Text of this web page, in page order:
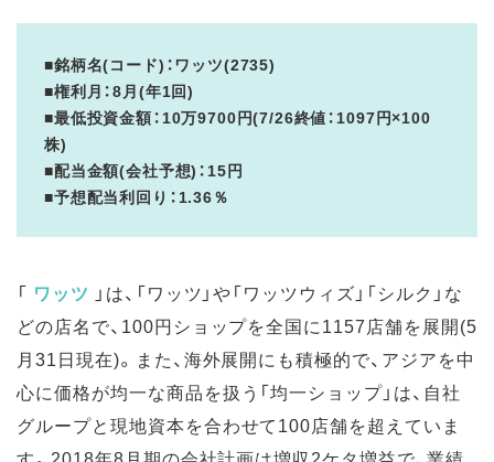
■銘柄名(コード)：ワッツ(2735)
■権利月：8月(年1回)
■最低投資金額：10万9700円(7/26終値：1097円×100
株)
■配当金額(会社予想)：15円
■予想配当利回り：1.36％
「 ワッツ 」は、「ワッツ」や「ワッツウィズ」「シルク」な
どの店名で、100円ショップを全国に1157店舗を展開(5
月31日現在)。また、海外展開にも積極的で、アジアを中
心に価格が均一な商品を扱う「均一ショップ」は、自社
グループと現地資本を合わせて100店舗を超えていま